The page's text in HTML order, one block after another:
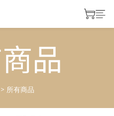
品
> 所有商品